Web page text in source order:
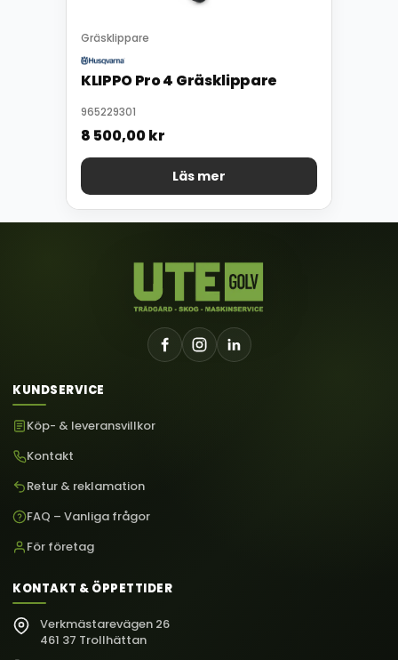
Gräsklippare
KLIPPO Pro 4 Gräsklippare
965229301
8 500,00kr
Läs mer
KUNDSERVICE
Köp- & leveransvillkor
Kontakt
Retur & reklamation
FAQ – Vanliga frågor
För företag
KONTAKT & ÖPPETTIDER
Verkmästarevägen 26
461 37 Trollhättan